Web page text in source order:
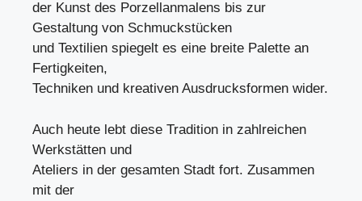
der Kunst des Porzellanmalens bis zur
Gestaltung von Schmuckstücken
und Textilien spiegelt es eine breite Palette an
Fertigkeiten,
Techniken und kreativen Ausdrucksformen wider.
Auch heute lebt diese Tradition in zahlreichen
Werkstätten und
Ateliers in der gesamten Stadt fort. Zusammen
mit der